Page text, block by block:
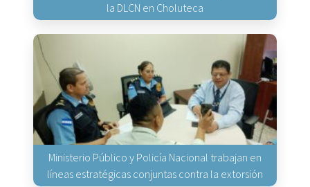
la DLCN en Choluteca
Ministerio Público y Policía Nacional trabajan en
líneas estratégicas conjuntas contra la extorsión